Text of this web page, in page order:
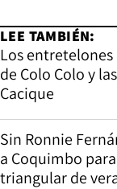
LEE TAMBIÉN:
Los
de Colo Colo y
Cacique
Sin Ronnie
a Coquimbo
triangular de